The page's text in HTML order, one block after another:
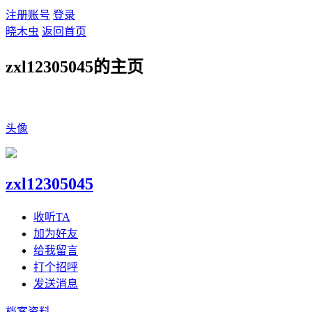
注册账号 登录
晓木虫 返回首页
zxl12305045的主页
头像
zxl12305045
收听TA
加为好友
给我留言
打个招呼
发送消息